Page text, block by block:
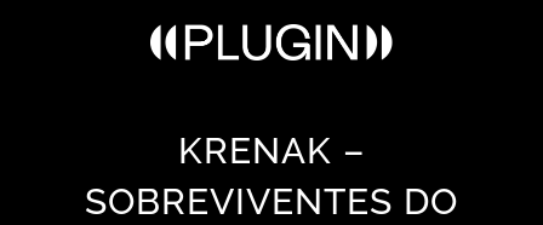
KRENAK –
SOBREVIVENTES DO